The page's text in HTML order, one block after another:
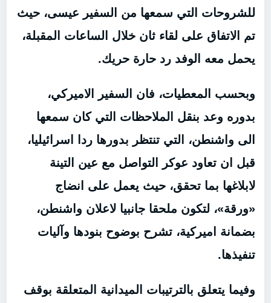
للشروحات التي سمعها من السفير عيسى، حيث
تم الاتفاق على لقاء ثان خلال الساعات المقبلة،
يحمل معه الوفد رد حارة حريك.
وبحسب المعطيات، فان السفير الاميركي،
بدوره وعد بنقل الملاحظات التي كان سمعها
الى واشنطن، التي تنتظر بدورها ردا اسرائيليا،
قبل ان تعاود عوكر التواصل مع عين التينة
لابلاغها بما تحقق، حيث يعمل على انضاج
«ورقة»، لتكون ملحقا جانبيا لاعلان واشنطن،
بضمانة اميركية، تشرح بوضوح بنودها وآليات
تنفيذها.
وفيما يتعلق بالترتيبات الميدانية المتعلقة بوقف